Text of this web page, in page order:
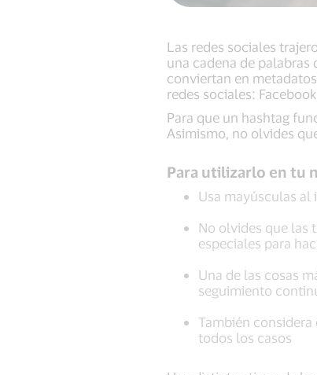
Las redes sociales
una cadena de palabras
conviertan en
redes sociales:
Para que un hashtag
Asimismo, no olvides
Para utilizarlo en tu
Usa mayúsculas al
No olvides que las
especiales para
Una de las cosas
seguimiento
También considera
todos los casos